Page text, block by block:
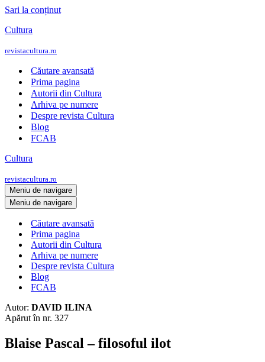
Sari la conținut
Cultura
revistacultura.ro
Căutare avansată
Prima pagina
Autorii din Cultura
Arhiva pe numere
Despre revista Cultura
Blog
FCAB
Cultura
revistacultura.ro
Meniu de navigare
Meniu de navigare
Căutare avansată
Prima pagina
Autorii din Cultura
Arhiva pe numere
Despre revista Cultura
Blog
FCAB
Autor: DAVID ILINA
Apărut în nr. 327
Blaise Pascal – filosoful ilot